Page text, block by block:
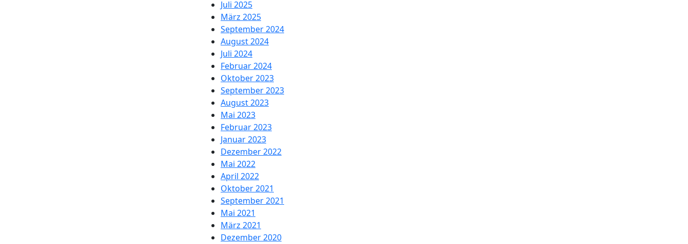
Juli 2025
März 2025
September 2024
August 2024
Juli 2024
Februar 2024
Oktober 2023
September 2023
August 2023
Mai 2023
Februar 2023
Januar 2023
Dezember 2022
Mai 2022
April 2022
Oktober 2021
September 2021
Mai 2021
März 2021
Dezember 2020